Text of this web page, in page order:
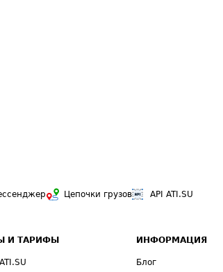
Цепочки грузов API ATI.SU
И ТАРИФЫ ИНФОРМАЦИЯ
Блог